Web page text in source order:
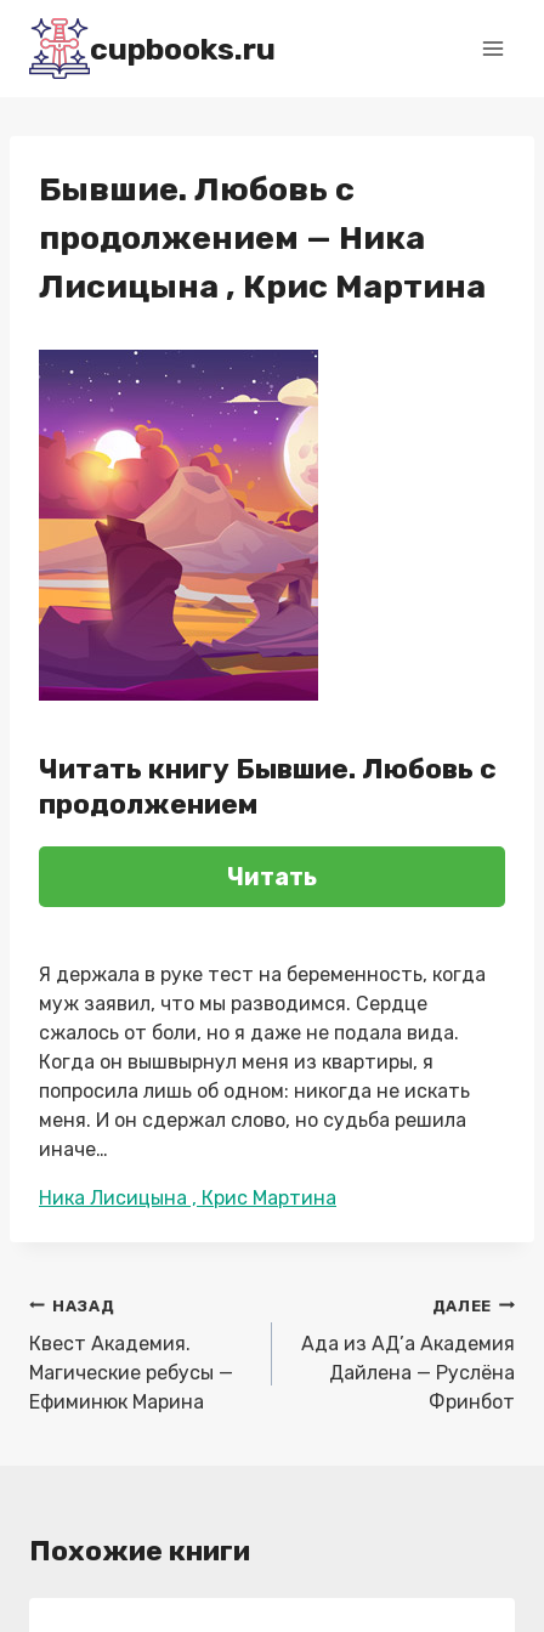
Перейти
содержимому
cupbooks.ru
Бывшие. Любовь с
продолжением — Ника
Лисицына , Крис Мартина
Читать книгу Бывшие. Любовь с
продолжением
Читать
Я держала в руке тест на беременность, когда
муж заявил, что мы разводимся. Сердце
сжалось от боли, но я даже не подала вида.
Когда он вышвырнул меня из квартиры, я
попросила лишь об одном: никогда не искать
меня. И он сдержал слово, но судьба решила
иначе…
Метки
Ника Лисицына , Крис Мартина
Навигация
по
записям
НАЗАД
Квест Академия.
Магические ребусы —
Ефиминюк Марина
ДАЛЕЕ
Ада из АД’a Академия
Дайлена — Руслёна
Фринбот
Похожие книги